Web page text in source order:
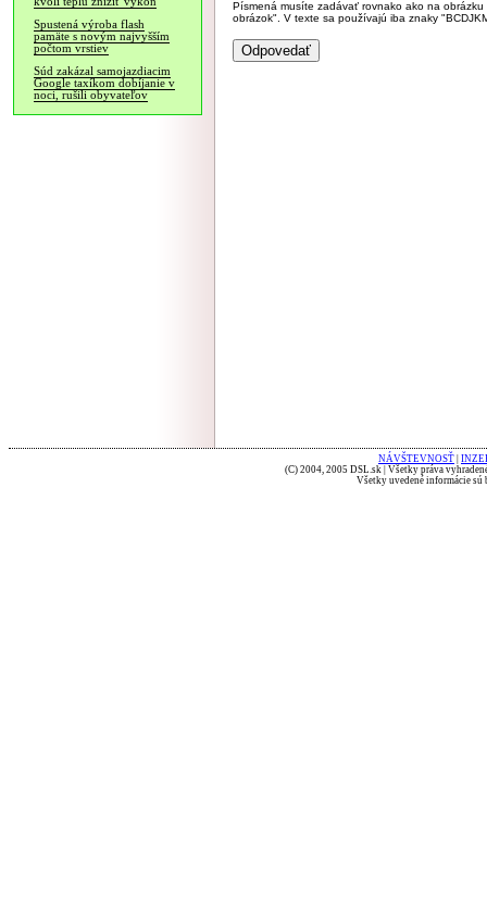
Spustená výroba flash
pamäte s novým najvyšším
počtom vrstiev
Súd zakázal samojazdiacim
Google taxíkom dobíjanie v
noci, rušili obyvateľov
Písmená musíte zadávať rovnako ako na
obrázok". V texte sa používajú iba znaky
NÁVŠTEVNOSŤ
(C) 2004, 2005 DSL.sk | Všetky práva
Všetky uvedené informácie sú